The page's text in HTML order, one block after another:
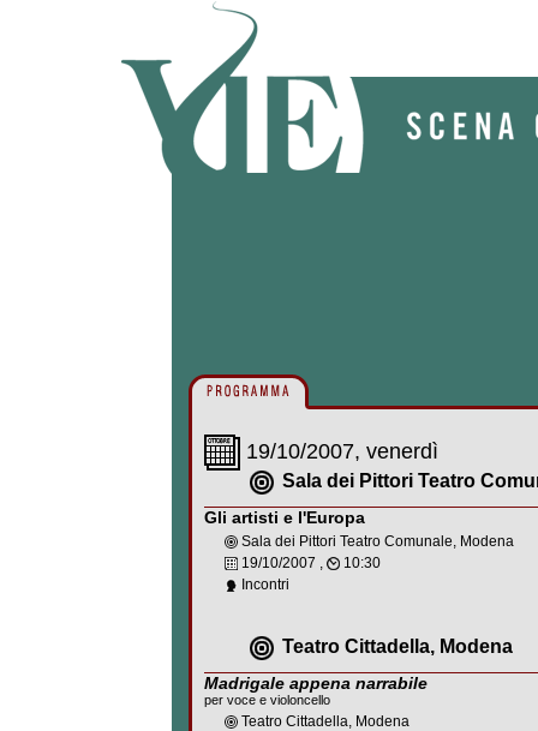
19/10/2007, venerdì
Sala dei Pittori Teatro
Gli artisti e l'Europa
Sala dei Pittori Teatro Comunale, Modena
19/10/2007 ,
10:30
Incontri
Teatro Cittadella, Modena
Madrigale appena narrabile
per voce e violoncello
Teatro Cittadella, Modena